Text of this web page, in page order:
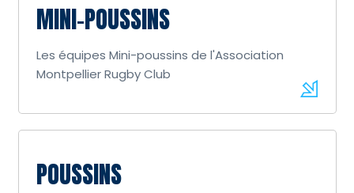
MINI-POUSSINS
Les équipes Mini-poussins de l'Association
Montpellier Rugby Club
POUSSINS